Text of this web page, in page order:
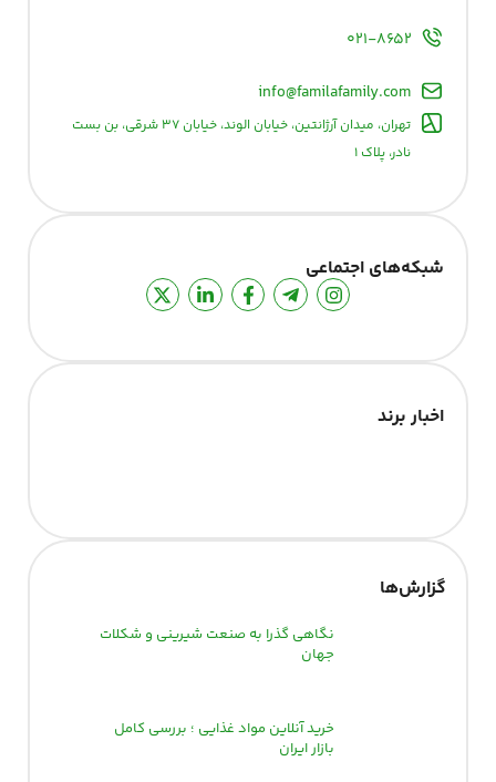
۰۲۱-۸۶۵۲
info@familafamily.com
تهران، میدان آرژانتین، خیابان الوند، خیابان ۳۷ شرقی، بن بست
نادر، پلاک ۱
شبکه‌های اجتماعی
اخبار برند
گزارش‌‌ها
نگاهی گذرا به صنعت شیرینی و شکلات
جهان
خرید آنلاین مواد غذایی ؛ بررسی کامل
بازار ایران